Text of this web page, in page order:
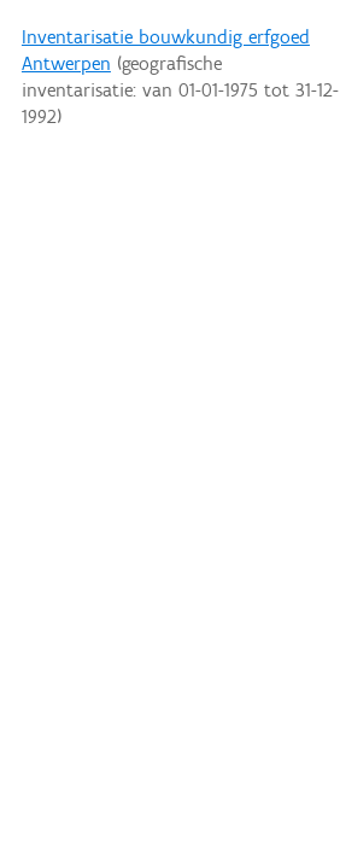
Inventarisatie bouwkundig erfgoed
Antwerpen (geografische
inventarisatie: van 01-01-1975 tot 31-12-
1992)